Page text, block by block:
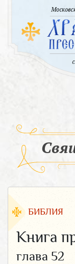
БИБЛИЯ
Книга
глава 52